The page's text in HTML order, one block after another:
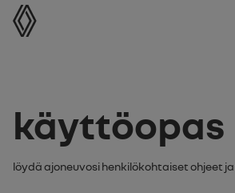
käyttöopas
käyttöopas
Löydä ajoneuvosi henkilökohtaiset ohjeet